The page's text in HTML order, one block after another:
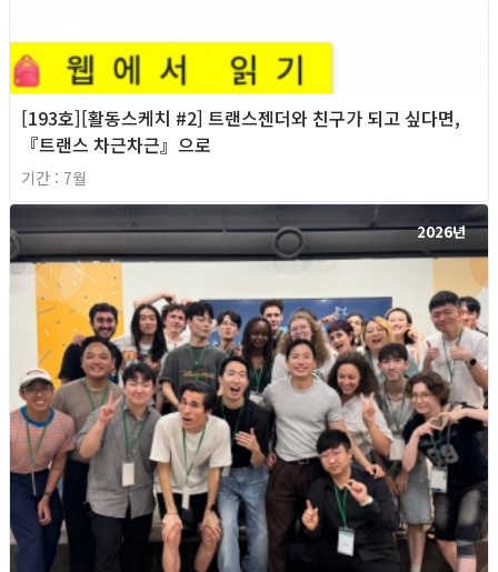
[193호][활동스케치 #2] 트랜스젠더와 친구가 되고 싶다면,
『트랜스 차근차근』으로
기간 : 7월
2026년